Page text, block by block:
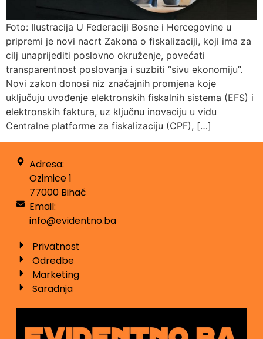
Foto: Ilustracija U Federaciji Bosne i Hercegovine u
pripremi je novi nacrt Zakona o fiskalizaciji, koji ima za
cilj unaprijediti poslovno okruženje, povećati
transparentnost poslovanja i suzbiti “sivu ekonomiju”.
Novi zakon donosi niz značajnih promjena koje
uključuju uvođenje elektronskih fiskalnih sistema (EFS) i
elektronskih faktura, uz ključnu inovaciju u vidu
Centralne platforme za fiskalizaciju (CPF), […]
Adresa:
Ozimice 1
77000 Bihać
Email:
info@evidentno.ba
Privatnost
Odredbe
Marketing
Saradnja